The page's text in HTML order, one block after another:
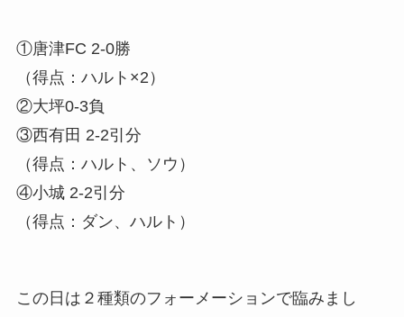
①唐津FC 2-0勝
（得点：ハルト×2）
②大坪0-3負
③西有田 2-2引分
（得点：ハルト、ソウ）
④小城 2-2引分
（得点：ダン、ハルト）
この日は２種類のフォーメーションで臨みまし